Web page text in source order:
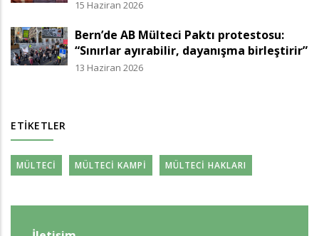
15 Haziran 2026
Bern’de AB Mülteci Paktı protestosu:
“Sınırlar ayırabilir, dayanışma birleştirir”
13 Haziran 2026
ETIKETLER
MÜLTECI MÜLTECI KAMPI MÜLTECI HAKLARI